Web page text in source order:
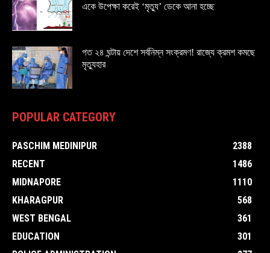
একে উপেক্ষা করেই ‘মৃত্যু’ ডেকে আনা হচ্ছে
গত ২৪ ঘন্টায় দেশে সর্বনিম্ন সংক্রমণ! রাজ্যে ক্রমশ কমছে
মৃত্যুহার
POPULAR CATEGORY
PASCHIM MEDINIPUR
2388
RECENT
1486
MIDNAPORE
1110
KHARAGPUR
568
WEST BENGAL
361
EDUCATION
301